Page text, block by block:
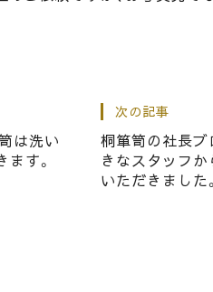
でフロントガラスが割れて
は洗い
す。
次の記事
桐箪笥の社長
きなスタッフ
いただきました。